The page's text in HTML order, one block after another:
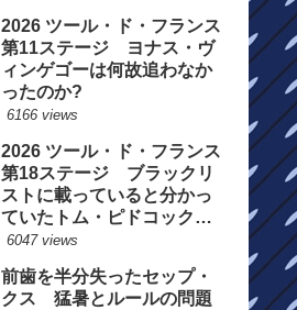
2026 ツール・ド・フランス
第11ステージ ヨナス・ヴ
ィンゲゴーは何故追わなか
ったのか?
6166 views
2026 ツール・ド・フランス
第18ステージ ブラックリ
ストに載っていると分かっ
ていたトム・ピドコックは
総合順位死守に
6047 views
前歯を半分失ったセップ・
クス 猛暑とルールの問題